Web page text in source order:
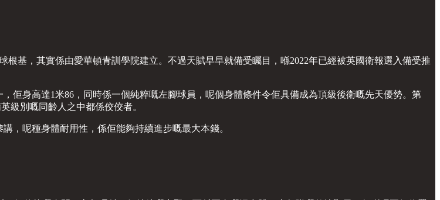
根基，其實係由愛華頓青訓學院建立。不過天賦早早就備受矚目，喺2022年已經被英國衛報選入備受推
佢身高達1米86，同時係一個純粹嘅左腳球員，呢個身體條件令佢具備成為頂級後衛嘅先天優勢。第
級別嘅同齡人之中都係佼佼者。
，呢種身體耐用性，係佢能夠持續進步嘅最大本錢。